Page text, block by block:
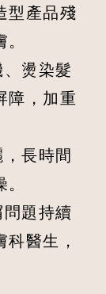
型產品殘
燙染髮
障，加重
長時間
題持續
醫生，